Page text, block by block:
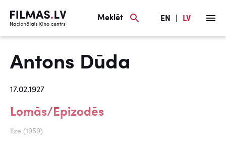
Meklēt EN LV
Antons Dūda
17.02.1927
Lomās/Epizodēs
Ilze (1959)